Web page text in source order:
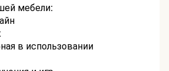
мебели:
в использовании